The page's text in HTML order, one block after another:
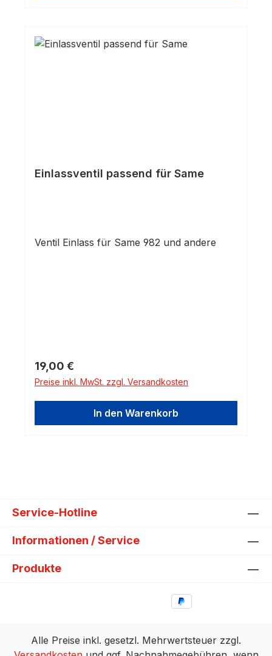
Einlassventil passend für Same
Ventil Einlass für Same 982 und andere
Regulärer Preis:
19,00 €
Preise inkl. MwSt. zzgl. Versandkosten
In den Warenkorb
Service-Hotline
Informationen / Service
Produkte
Alle Preise inkl. gesetzl. Mehrwertsteuer zzgl.